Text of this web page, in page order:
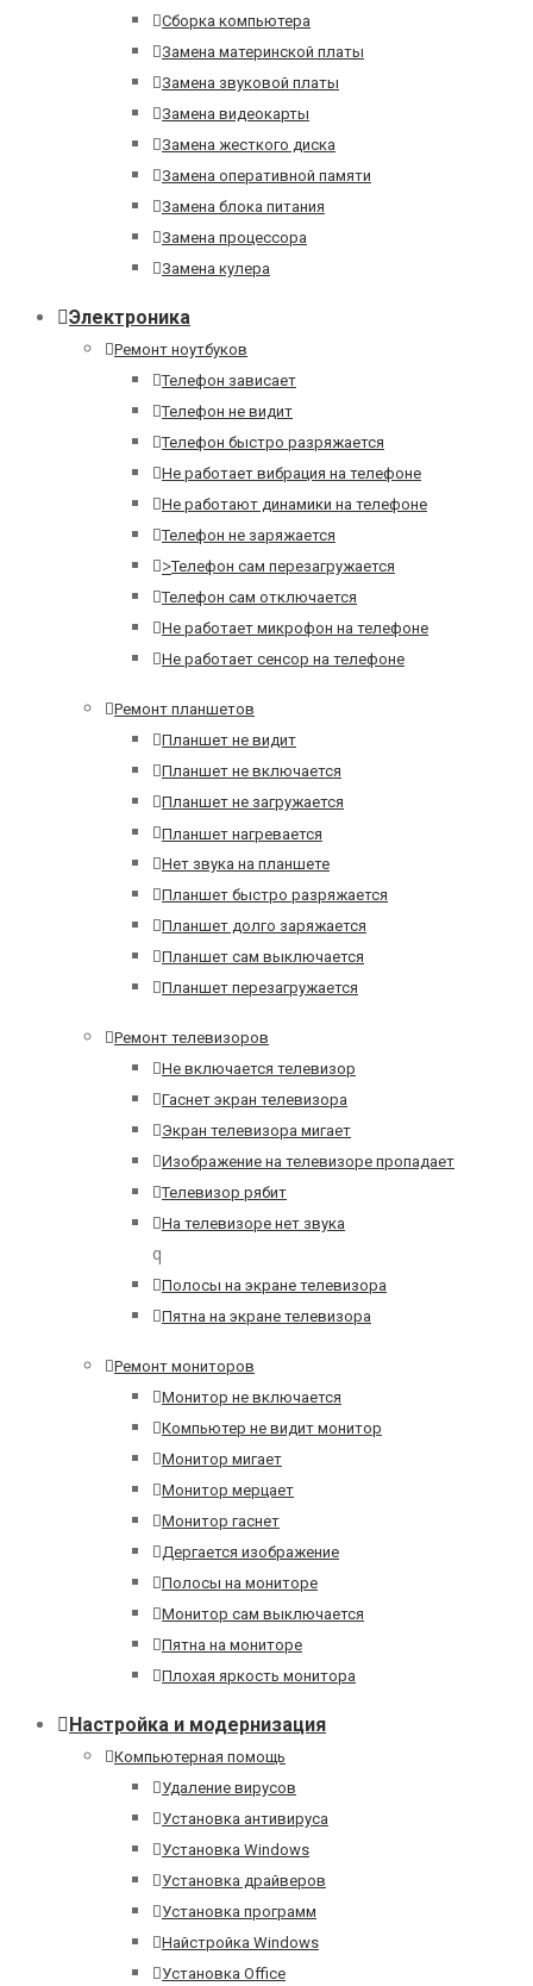
Сборка компьютера
Замена материнской платы
Замена звуковой платы
Замена видеокарты
Замена жесткого диска
Замена оперативной памяти
Замена блока питания
Замена процессора
Замена кулера
Электроника
Ремонт ноутбуков
Телефон зависает
Телефон не видит
Телефон быстро разряжается
Не работает вибрация на телефоне
Не работают динамики на телефоне
Телефон не заряжается
>Телефон сам перезагружается
Телефон сам отключается
Не работает микрофон на телефоне
Не работает сенсор на телефоне
Ремонт планшетов
Планшет не видит
Планшет не включается
Планшет не загружается
Планшет нагревается
Нет звука на планшете
Планшет быстро разряжается
Планшет долго заряжается
Планшет сам выключается
Планшет перезагружается
Ремонт телевизоров
Не включается телевизор
Гаснет экран телевизора
Экран телевизора мигает
Изображение на телевизоре пропадает
Телевизор рябит
На телевизоре нет звука
q
Полосы на экране телевизора
Пятна на экране телевизора
Ремонт мониторов
Монитор не включается
Компьютер не видит монитор
Монитор мигает
Монитор мерцает
Монитор гаснет
Дергается изображение
Полосы на мониторе
Монитор сам выключается
Пятна на мониторе
Плохая яркость монитора
Настройка и модернизация
Компьютерная помощь
Удаление вирусов
Установка антивируса
Установка Windows
Установка драйверов
Установка программ
Найстройка Windows
Установка Office